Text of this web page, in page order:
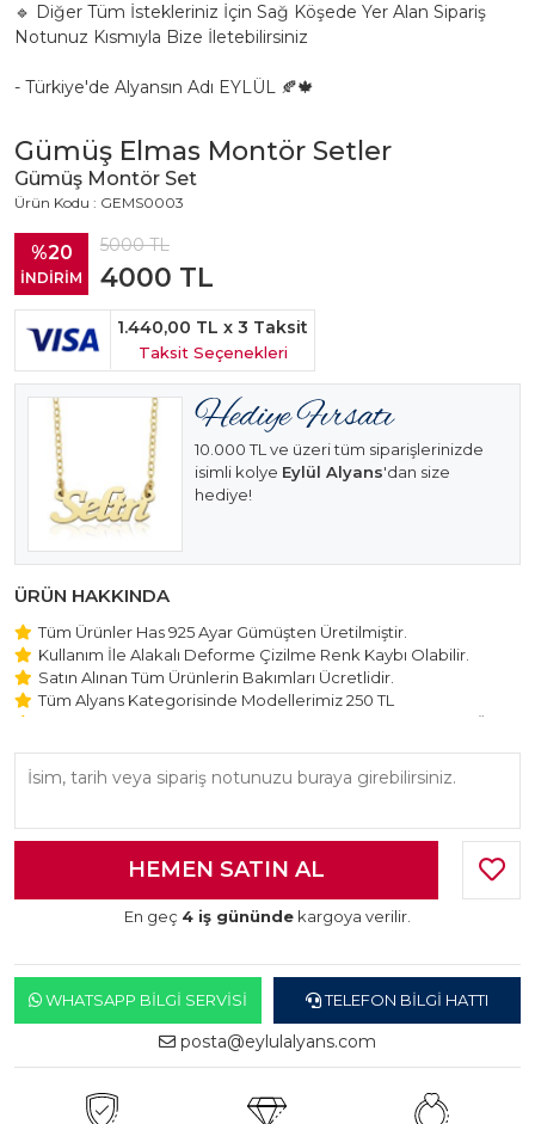
🔹 Diğer Tüm İstekleriniz İçin Sağ Köşede Yer Alan Sipariş
Notunuz Kısmıyla Bize İletebilirsiniz
- Türkiye'de Alyansın Adı EYLÜL 🍂🍁
Gümüş Elmas Montör Setler
Gümüş Montör Set
Ürün Kodu : GEMS0003
%20
İNDİRİM
5000TL
4000 TL
1.440,00 TL x 3 Taksit
Taksit Seçenekleri
10.000 TL ve üzeri tüm siparişlerinizde
isimli kolye Eylül Alyans'dan size
hediye!
ÜRÜN HAKKINDA
Tüm Ürünler Has 925 Ayar Gümüşten Üretilmiştir.
Kullanım İle Alakalı Deforme Çizilme Renk Kaybı Olabilir.
Satın Alınan Tüm Ürünlerin Bakımları Ücretlidir.
Tüm Alyans Kategorisinde Modellerimiz 250 TL
Beştaş Tektaş Kolye ve Bileklik Modellerimiz 150 TL Sabit Ücret
En geç 4 iş gününde kargoya verilir.
WHATSAPP BILGI SERVISI TELEFON BILGI HATTI
posta@eylulalyans.com